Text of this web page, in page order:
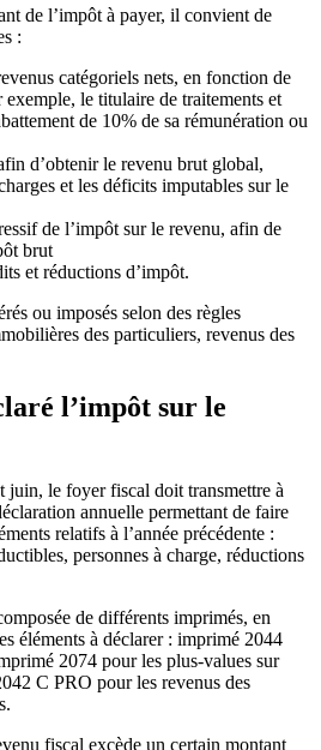
de l’impôt à payer, il convient de
:
catégoriels nets, en fonction de
exemple, le titulaire de traitements et
de 10% de sa rémunération ou
d’obtenir le revenu brut global,
et les déficits imputables sur le
de l’impôt sur le revenu, afin de
brut
et réductions d’impôt.
ou imposés selon des règles
des particuliers, revenus des
l’impôt sur le
juin, le foyer fiscal doit transmettre à
annuelle permettant de faire
relatifs à l’année précédente :
personnes à charge, réductions
de différents imprimés, en
éléments à déclarer : imprimé 2044
2074 pour les plus-values sur
C PRO pour les revenus des
fiscal excède un certain montant